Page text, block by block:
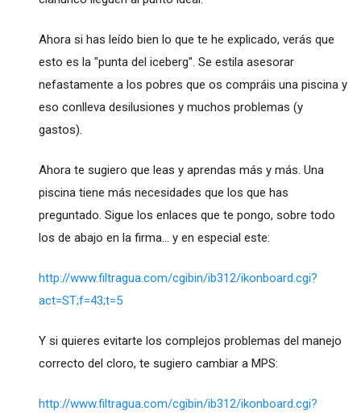
Ahora si has leído bien lo que te he explicado, verás que
esto es la "punta del iceberg". Se estila asesorar
nefastamente a los pobres que os compráis una piscina y
eso conlleva desilusiones y muchos problemas (y
gastos).
Ahora te sugiero que leas y aprendas más y más. Una
piscina tiene más necesidades que los que has
preguntado. Sigue los enlaces que te pongo, sobre todo
los de abajo en la firma... y en especial este:
http://www.filtragua.com/cgibin/ib312/ikonboard.cgi?
act=ST;f=43;t=5
Y si quieres evitarte los complejos problemas del manejo
correcto del cloro, te sugiero cambiar a MPS:
http://www.filtragua.com/cgibin/ib312/ikonboard.cgi?